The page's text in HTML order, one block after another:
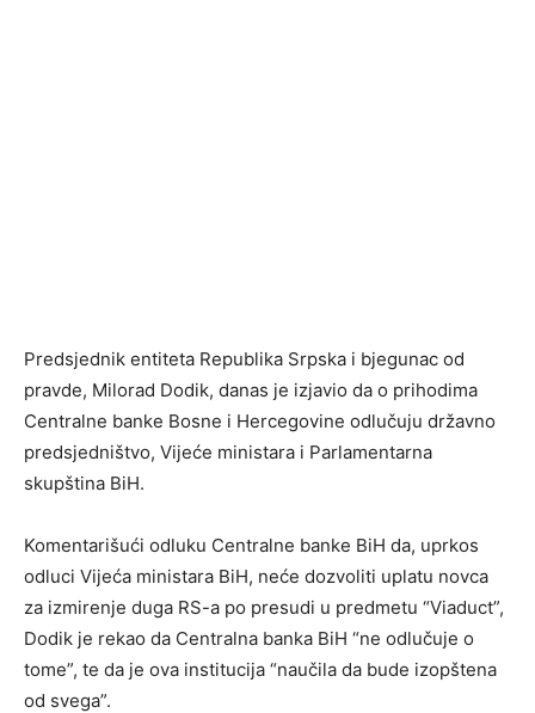
Predsjednik entiteta Republika Srpska i bjegunac od
pravde, Milorad Dodik, danas je izjavio da o prihodima
Centralne banke Bosne i Hercegovine odlučuju državno
predsjedništvo, Vijeće ministara i Parlamentarna
skupština BiH.
Komentarišući odluku Centralne banke BiH da, uprkos
odluci Vijeća ministara BiH, neće dozvoliti uplatu novca
za izmirenje duga RS-a po presudi u predmetu “Viaduct”,
Dodik je rekao da Centralna banka BiH “ne odlučuje o
tome”, te da je ova institucija “naučila da bude izopštena
od svega”.